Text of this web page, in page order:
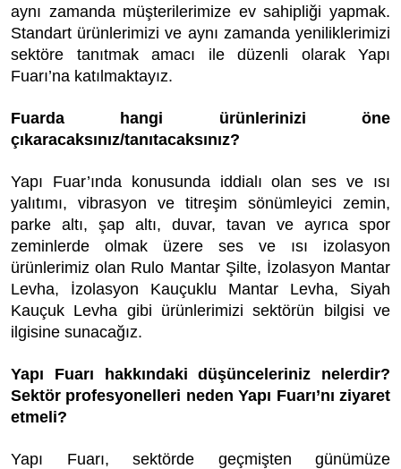
aynı zamanda müşterilerimize ev sahipliği yapmak.
Standart ürünlerimizi ve aynı zamanda yeniliklerimizi
sektöre tanıtmak amacı ile düzenli olarak Yapı
Fuarı’na katılmaktayız.
Fuarda hangi ürünlerinizi öne
çıkaracaksınız/tanıtacaksınız?
Yapı Fuar’ında konusunda iddialı olan ses ve ısı
yalıtımı, vibrasyon ve titreşim sönümleyici zemin,
parke altı, şap altı, duvar, tavan ve ayrıca spor
zeminlerde olmak üzere ses ve ısı izolasyon
ürünlerimiz olan Rulo Mantar Şilte, İzolasyon Mantar
Levha, İzolasyon Kauçuklu Mantar Levha, Siyah
Kauçuk Levha gibi ürünlerimizi sektörün bilgisi ve
ilgisine sunacağız.
Yapı Fuarı hakkındaki düşünceleriniz nelerdir?
Sektör profesyonelleri neden Yapı Fuarı’nı ziyaret
etmeli?
Yapı Fuarı, sektörde geçmişten günümüze